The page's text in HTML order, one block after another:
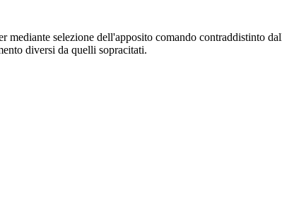
selezione dell'apposito comando contraddistinto
diversi da quelli sopracitati.